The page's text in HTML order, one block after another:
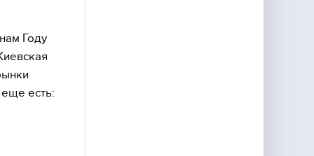
Году
есть: